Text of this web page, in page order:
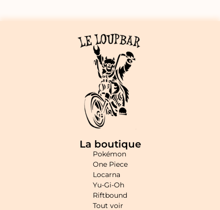
La boutique
Pokémon
One Piece
Locarna
Yu-Gi-Oh
Riftbound
Tout voir